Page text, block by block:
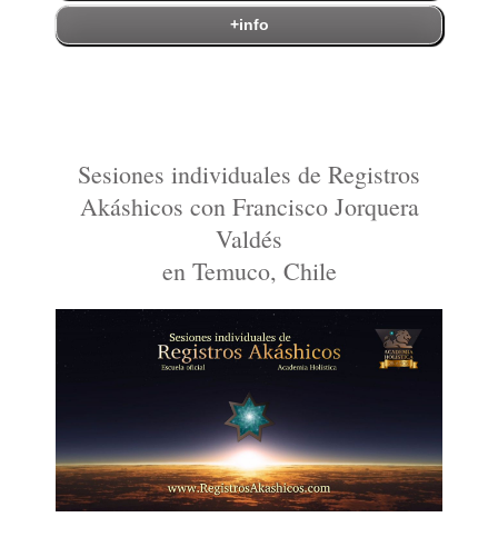
+info
Sesiones individuales de Registros
Akáshicos con Francisco Jorquera
Valdés
en Temuco, Chile